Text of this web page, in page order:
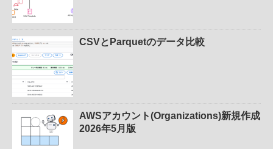
CSVとParquetのデータ比較
AWSアカウント(Organizations)新規作成
2026年5月版